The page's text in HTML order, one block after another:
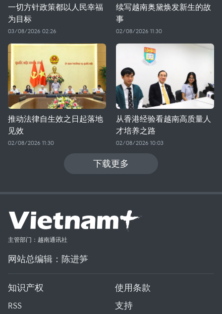
一切方针政策都以人民幸福
为目标
03/08/2026 02:26
续写越南奥黛焕发新生的故
事
02/08/2026 11:30
推动法律自生效之日起落地
见效
02/08/2026 11:30
从香港经验看越南高质量人
才培养之路
02/08/2026 10:03
下载更多
主管部门：越南通讯社
网站总编辑：陈进笋
知识产权
使用条款
RSS
支持